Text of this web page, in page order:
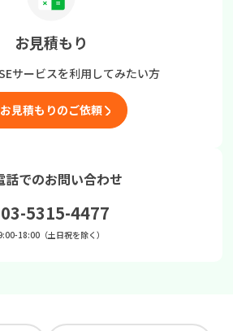
お見積もり
サービスを利用してみたい方
お見積もりのご依頼
話でのお問い合わせ
03-5315-4477
18:00（土日祝を除く）